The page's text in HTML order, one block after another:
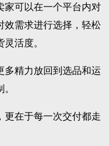
可以在一个平台内对
效需求进行选择，轻松
活度。
精力放回到选品和运
在于每一次交付都走